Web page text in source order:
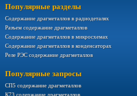
Популярные разделы
Содержание драгметаллов в радиодеталях
Разъем содержание драгметаллов
Содержание драгметаллов в микросхемах
Содержание драгметаллов в конденсаторах
Реле РЭС содержание драгметаллов
Популярные запросы
СП5 содержание драгметаллов
К73 содержание драгметаллов